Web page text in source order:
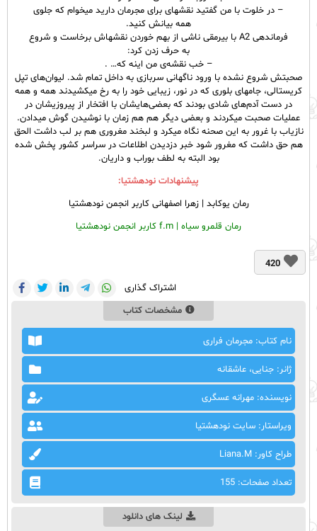
– در خلوت با من گفتید نقشهای برای مجرمان دارید میخوام که جلوی
همه بیانش کنید.
فرماندهی A2 با بیرمقی ناشی از بهم خوردن نقشهاش برخاست و شروع
به حرف زدن کرد:
– خب نقشه‌ی من اینه که… .
صحبتش شروع نشده با ورود ناگهانی سربازی به داخل تمام شد. لیوان‌های تپل
کریستالی، جامهای بلوری که در نور، زیبایی خود را به رخ میکشیدند همه و همه
در دست آدم‌های شادی بودند که بعضی‌هایشان با افتخار از پیروزیشان در
عملیات صحبت میکردند و بعضی دیگر هم هم زمان با نوشیدن گوش میدادن.
نازیاب با غرور به این صحنه نگاه میکرد و لبخند مغروری هم بر لب داشت الحق
هم حق داشت که مغرور شود خبر دزدیدن اطلاعات در سراسر کشور پخش شده
بود البته به لطف بوراب و داریان.
پیشنهادات نودهشتیا:
رمان یوکابد | زهرا اصفهانی کاربر انجمن نودهشتیا
رمان قلمرو سیاه | f.m کاربر انجمن نودهشتیا
420
اشتراک گذاری
مشخصات کتاب
نام کتاب: مجرمان فراری
ژانر: جنایی، عاشقانه
نویسنده: مهرانه عسگری
ویراستار: سایت نودهشتیا
طراح کاور: Liana.M
تعداد صفحات: 155
لینک های دانلود